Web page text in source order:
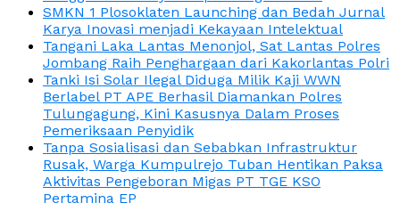
SMKN 1 Plosoklaten Launching dan Bedah Jurnal
Karya Inovasi menjadi Kekayaan Intelektual
Tangani Laka Lantas Menonjol, Sat Lantas Polres
Jombang Raih Penghargaan dari Kakorlantas Polri
Tanki Isi Solar Ilegal Diduga Milik Kaji WWN
Berlabel PT APE Berhasil Diamankan Polres
Tulungagung, Kini Kasusnya Dalam Proses
Pemeriksaan Penyidik
Tanpa Sosialisasi dan Sebabkan Infrastruktur
Rusak, Warga Kumpulrejo Tuban Hentikan Paksa
Aktivitas Pengeboran Migas PT TGE KSO
Pertamina EP